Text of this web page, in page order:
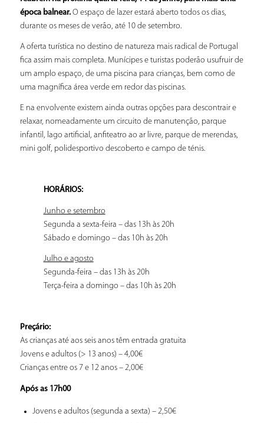
época balnear. O espaço de lazer estará aberto todos os dias,
durante os meses de verão, até 10 de setembro.
A oferta turística no destino de natureza mais radical de Portugal
fica assim mais completa. Munícipes e turistas poderão usufruir de
um amplo espaço, de uma piscina para crianças, bem como de
uma magnífica área verde em redor das piscinas.
E na envolvente existem ainda outras opções para descontrair e
relaxar, nomeadamente um circuito de manutenção, parque
infantil, lago artificial, anfiteatro ao ar livre, parque de merendas,
mini golf, polidesportivo descoberto e campo de ténis.
HORÁRIOS:
Junho e setembro
Segunda a sexta-feira – das 13h às 20h
Sábado e domingo – das 10h às 20h
Julho e agosto
Segunda-feira – das 13h às 20h
Terça-feira a domingo – das 10h às 20h
Preçário:
As crianças até aos seis anos têm entrada gratuita
Jovens e adultos (> 13 anos) – 4,00€
Crianças entre os 7 e 12 anos – 2,00€
Após as 17h00
Jovens e adultos (segunda a sexta) – 2,50€